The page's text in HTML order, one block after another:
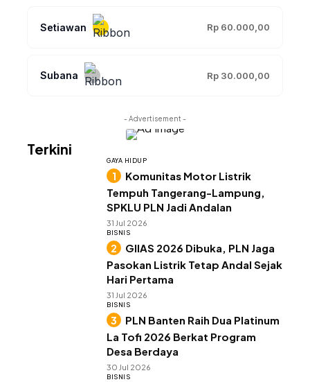
Setiawan Rp 60.000,00
Subana Rp 30.000,00
- Advertisement -
Terkini
GAYA HIDUP
Komunitas Motor Listrik
Tempuh Tangerang-Lampung,
SPKLU PLN Jadi Andalan
31 Jul 2026
BISNIS
GIIAS 2026 Dibuka, PLN Jaga
Pasokan Listrik Tetap Andal Sejak
Hari Pertama
31 Jul 2026
BISNIS
PLN Banten Raih Dua Platinum
La Tofi 2026 Berkat Program
Desa Berdaya
30 Jul 2026
BISNIS